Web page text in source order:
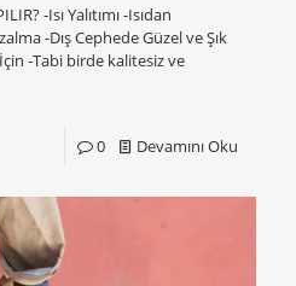
-Isı Yalıtımı -Isıdan
-Dış Cephede Güzel ve Şık
-Tabi birde kalitesiz ve
0 Devamını Oku